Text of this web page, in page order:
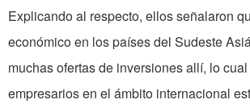
Explicando al respecto, ellos señalaron
económico en los países del Sudeste
muchas ofertas de inversiones allí, lo
empresarios en el ámbito internacional